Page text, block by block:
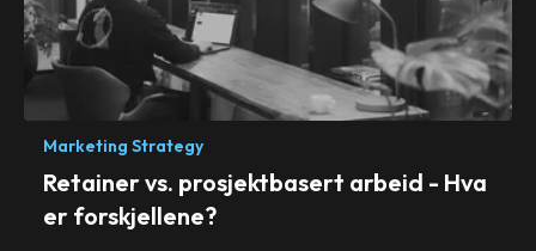
Marketing Strategy
Retainer vs. prosjektbasert arbeid - Hva
er forskjellene?